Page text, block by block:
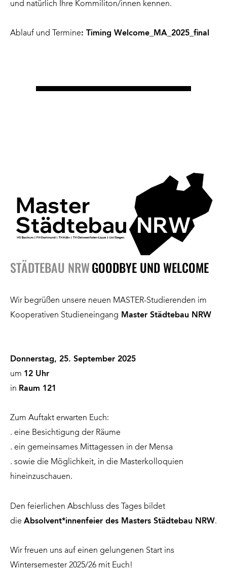
und natürlich Ihre Kommiliton/innen kennen.
Ablauf und Termine: Timing Welcome_MA_2025_final
STÄDTEBAU NRWGOODBYE UND WELCOME
Wir begrüßen unsere neuen MASTER-Studierenden im
Kooperativen Studieneingang Master Städtebau NRW
Donnerstag, 25. September 2025
um 12 Uhr
in Raum 121
Zum Auftakt erwarten Euch:
. eine Besichtigung der Räume
. ein gemeinsames Mittagessen in der Mensa
. sowie die Möglichkeit, in die Masterkolloquien
hineinzuschauen.
Den feierlichen Abschluss des Tages bildet
die Absolvent*innenfeier des Masters Städtebau NRW.
Wir freuen uns auf einen gelungenen Start ins
Wintersemester 2025/26 mit Euch!